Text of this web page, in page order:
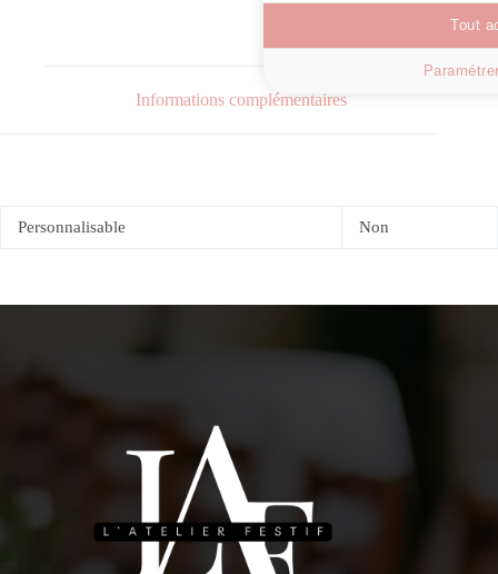
Informations complémentaires
Personnalisable Non
Tout